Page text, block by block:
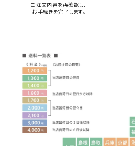
ご注文内容を再確認し、
お手続きを完了します。